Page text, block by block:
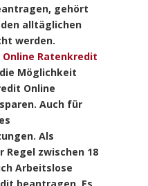
gehört
alltäglichen
werden.
Online Ratenkredit
Möglichkeit
Online
Auch für
Als
Regel zwischen 18
Arbeitslose